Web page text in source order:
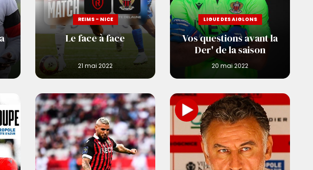
REIMS - NICE
Le face à face
LIGUE DES AIGLONS
Vos questions avant la
Der' de la saison